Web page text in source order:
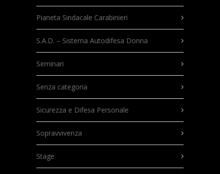
Pianeta Sindacale Carabinieri
S.A.D. – Sistema Autodifesa Donna
Seminari
Senza categoria
Sicurezza e Difesa Personale
Sopravvivenza
Stage